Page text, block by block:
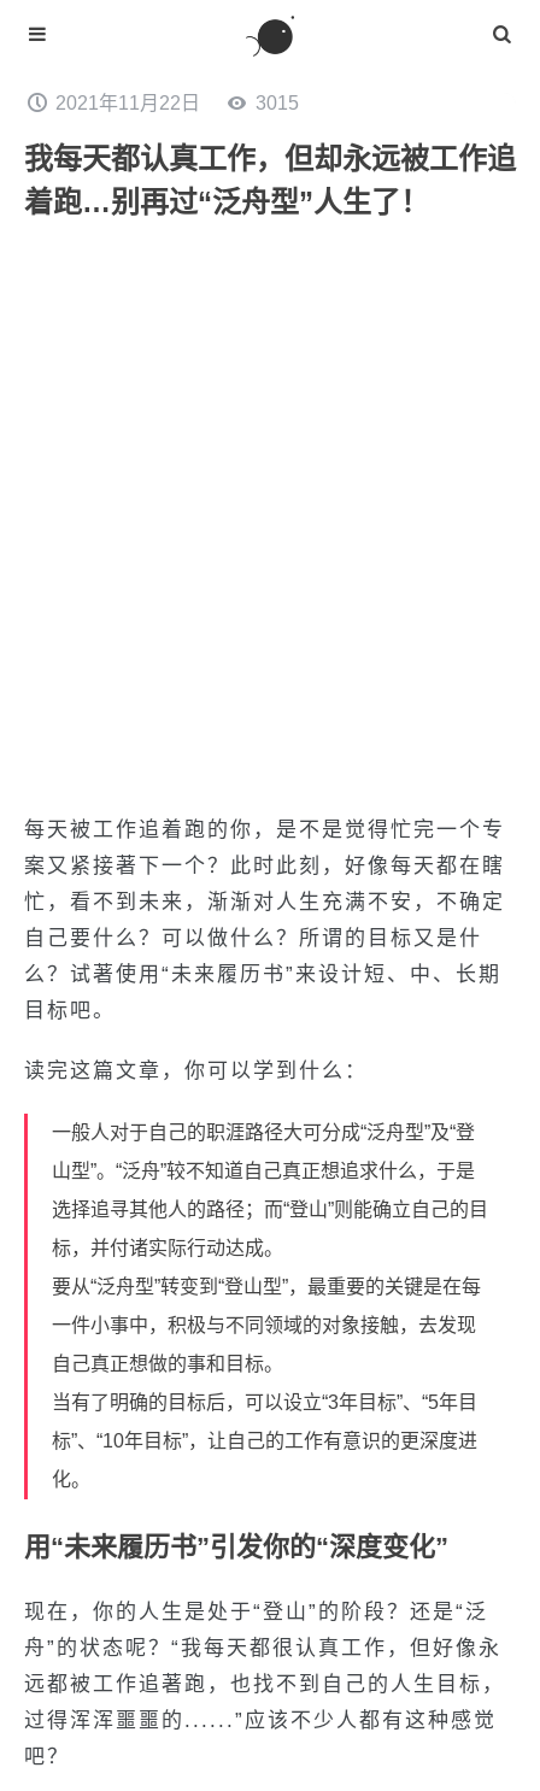
2021年11月22日 3015
我每天都认真工作，但却永远被工作追
着跑…别再过“泛舟型”人生了！
每天被工作追着跑的你，是不是觉得忙完一个专
案又紧接著下一个？此时此刻，好像每天都在瞎
忙，看不到未来，渐渐对人生充满不安，不确定
自己要什么？可以做什么？所谓的目标又是什
么？试著使用“未来履历书”来设计短、中、长期
目标吧。
读完这篇文章，你可以学到什么：
一般人对于自己的职涯路径大可分成“泛舟型”及“登
山型”。“泛舟”较不知道自己真正想追求什么，于是
选择追寻其他人的路径；而“登山”则能确立自己的目
标，并付诸实际行动达成。
要从“泛舟型”转变到“登山型”，最重要的关键是在每
一件小事中，积极与不同领域的对象接触，去发现
自己真正想做的事和目标。
当有了明确的目标后，可以设立“3年目标”、“5年目
标”、“10年目标”，让自己的工作有意识的更深度进
化。
用“未来履历书”引发你的“深度变化”
现在，你的人生是处于“登山”的阶段？还是“泛
舟”的状态呢？“我每天都很认真工作，但好像永
远都被工作追著跑，也找不到自己的人生目标，
过得浑浑噩噩的......”应该不少人都有这种感觉
吧？